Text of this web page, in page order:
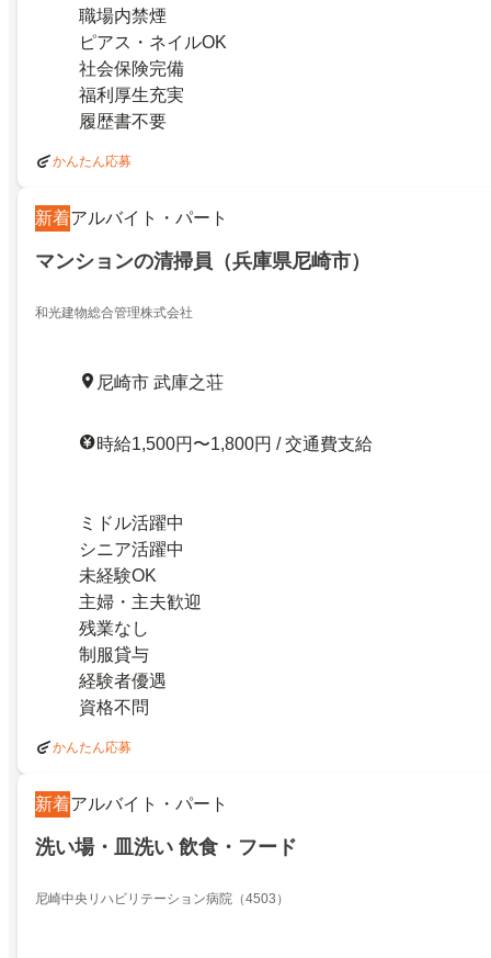
職場内禁煙
ピアス・ネイルOK
社会保険完備
福利厚生充実
履歴書不要
かんたん応募
新着アルバイト・パート
マンションの清掃員（兵庫県尼崎市）
和光建物総合管理株式会社
尼崎市 武庫之荘
時給1,500円〜1,800円 / 交通費支給
ミドル活躍中
シニア活躍中
未経験OK
主婦・主夫歓迎
残業なし
制服貸与
経験者優遇
資格不問
かんたん応募
新着アルバイト・パート
洗い場・皿洗い 飲食・フード
尼崎中央リハビリテーション病院（4503）